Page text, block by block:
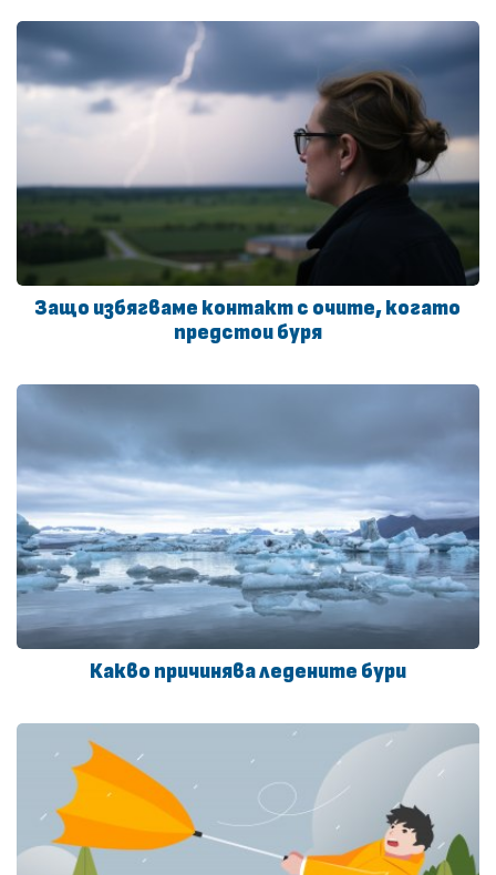
Защо избягваме контакт с очите, когато
предстои буря
Какво причинява ледените бури